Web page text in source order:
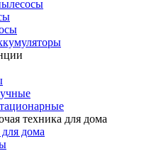
техника для дома
дома